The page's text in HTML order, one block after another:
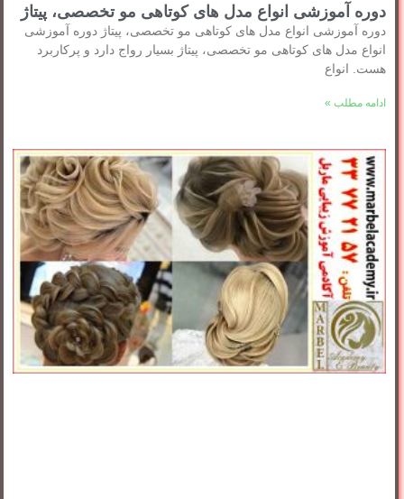
دوره آموزشی انواع مدل های کوتاهی مو تخصصی، پیتاژ
دوره آموزشی انواع مدل های کوتاهی مو تخصصی، پیتاژ دوره آموزشی
انواع مدل های کوتاهی مو تخصصی، پیتاژ بسیار رواج دارد و پرکاربرد
هست. انواع
ادامه مطلب »